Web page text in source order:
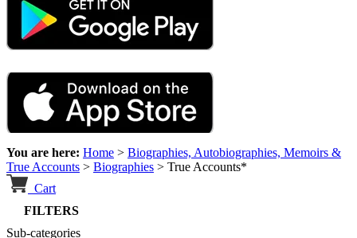
You are here: Home > Biographies, Autobiographies, Memoirs &
True Accounts > Biographies > True Accounts*
Cart
FILTERS
Sub-categories